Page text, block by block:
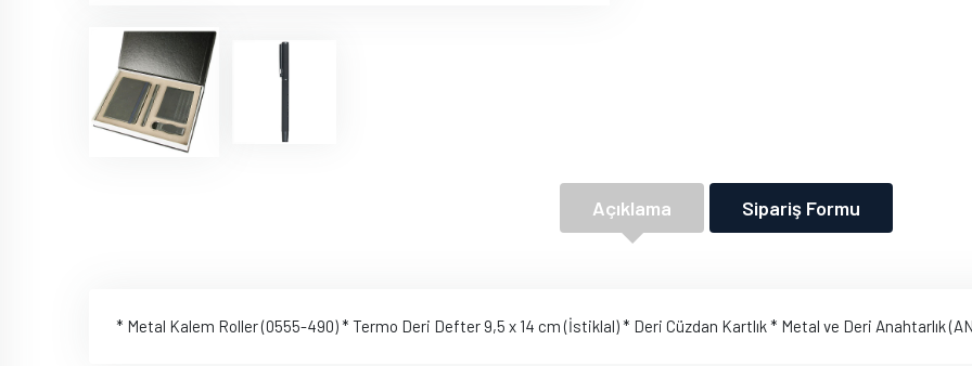
Açıklama Sipariş Formu
* Metal Kalem Roller (0555-490) * Termo Deri Defter 9,5 x 14 cm (İstiklal) * Deri Cüzdan Kartlık * Metal ve Deri Anahtarlık